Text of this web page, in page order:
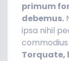
primum
debemus.
ipsa nihil
Torquate,